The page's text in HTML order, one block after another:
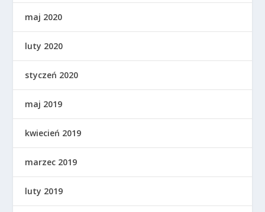
maj 2020
luty 2020
styczeń 2020
maj 2019
kwiecień 2019
marzec 2019
luty 2019